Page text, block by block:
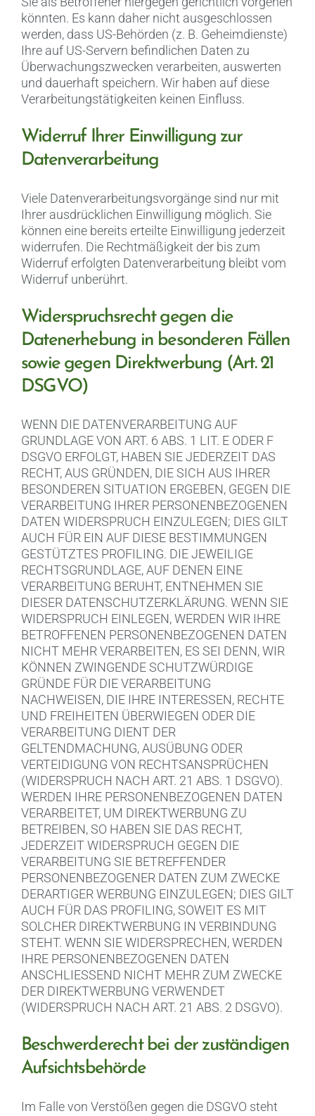
könnten. Es kann daher nicht ausgeschlossen
werden, dass US-Behörden (z. B. Geheimdienste)
Ihre auf US-Servern befindlichen Daten zu
Überwachungszwecken verarbeiten, auswerten
und dauerhaft speichern. Wir haben auf diese
Verarbeitungstätigkeiten keinen Einfluss.
Widerruf Ihrer Einwilligung zur
Datenverarbeitung
Viele Datenverarbeitungsvorgänge sind nur mit
Ihrer ausdrücklichen Einwilligung möglich. Sie
können eine bereits erteilte Einwilligung jederzeit
widerrufen. Die Rechtmäßigkeit der bis zum
Widerruf erfolgten Datenverarbeitung bleibt vom
Widerruf unberührt.
Widerspruchsrecht gegen die
Datenerhebung in besonderen Fällen
sowie gegen Direktwerbung (Art. 21
DSGVO)
WENN DIE DATENVERARBEITUNG AUF
GRUNDLAGE VON ART. 6 ABS. 1 LIT. E ODER F
DSGVO ERFOLGT, HABEN SIE JEDERZEIT DAS
RECHT, AUS GRÜNDEN, DIE SICH AUS IHRER
BESONDEREN SITUATION ERGEBEN, GEGEN DIE
VERARBEITUNG IHRER PERSONENBEZOGENEN
DATEN WIDERSPRUCH EINZULEGEN; DIES GILT
AUCH FÜR EIN AUF DIESE BESTIMMUNGEN
GESTÜTZTES PROFILING. DIE JEWEILIGE
RECHTSGRUNDLAGE, AUF DENEN EINE
VERARBEITUNG BERUHT, ENTNEHMEN SIE
DIESER DATENSCHUTZERKLÄRUNG. WENN SIE
WIDERSPRUCH EINLEGEN, WERDEN WIR IHRE
BETROFFENEN PERSONENBEZOGENEN DATEN
NICHT MEHR VERARBEITEN, ES SEI DENN, WIR
KÖNNEN ZWINGENDE SCHUTZWÜRDIGE
GRÜNDE FÜR DIE VERARBEITUNG
NACHWEISEN, DIE IHRE INTERESSEN, RECHTE
UND FREIHEITEN ÜBERWIEGEN ODER DIE
VERARBEITUNG DIENT DER
GELTENDMACHUNG, AUSÜBUNG ODER
VERTEIDIGUNG VON RECHTSANSPRÜCHEN
(WIDERSPRUCH NACH ART. 21 ABS. 1 DSGVO).
WERDEN IHRE PERSONENBEZOGENEN DATEN
VERARBEITET, UM DIREKTWERBUNG ZU
BETREIBEN, SO HABEN SIE DAS RECHT,
JEDERZEIT WIDERSPRUCH GEGEN DIE
VERARBEITUNG SIE BETREFFENDER
PERSONENBEZOGENER DATEN ZUM ZWECKE
DERARTIGER WERBUNG EINZULEGEN; DIES GILT
AUCH FÜR DAS PROFILING, SOWEIT ES MIT
SOLCHER DIREKTWERBUNG IN VERBINDUNG
STEHT. WENN SIE WIDERSPRECHEN, WERDEN
IHRE PERSONENBEZOGENEN DATEN
ANSCHLIESSEND NICHT MEHR ZUM ZWECKE
DER DIREKTWERBUNG VERWENDET
(WIDERSPRUCH NACH ART. 21 ABS. 2 DSGVO).
Beschwerde­recht bei der zuständigen
Aufsichts­behörde
Im Falle von Verstößen gegen die DSGVO steht